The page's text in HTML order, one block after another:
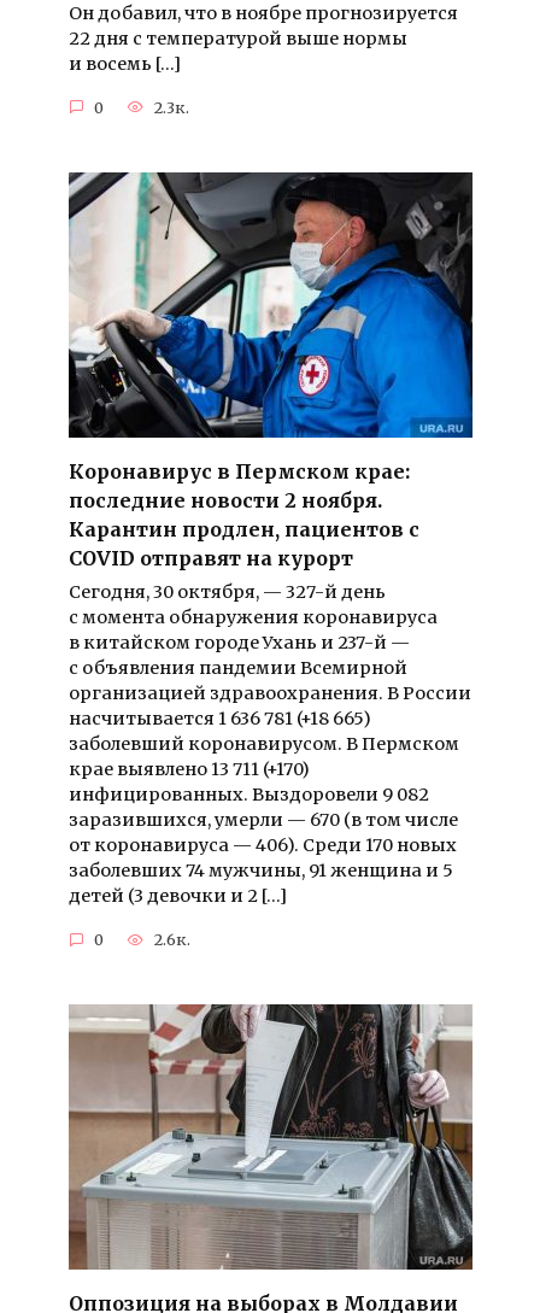
Он добавил, что в ноябре прогнозируется
22 дня с температурой выше нормы
и восемь […]
0 2.3к.
Коронавирус в Пермском крае:
последние новости 2 ноября.
Карантин продлен, пациентов с
COVID отправят на курорт
Сегодня, 30 октября, — 327-й день
с момента обнаружения коронавируса
в китайском городе Ухань и 237-й —
с объявления пандемии Всемирной
организацией здравоохранения. В России
насчитывается 1 636 781 (+18 665)
заболевший коронавирусом. В Пермском
крае выявлено 13 711 (+170)
инфицированных. Выздоровели 9 082
заразившихся, умерли — 670 (в том числе
от коронавируса — 406). Среди 170 новых
заболевших 74 мужчины, 91 женщина и 5
детей (3 девочки и 2 […]
0 2.6к.
Оппозиция на выборах в Молдавии